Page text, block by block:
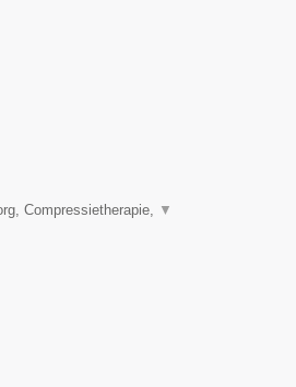
Compressietherapie, ▼